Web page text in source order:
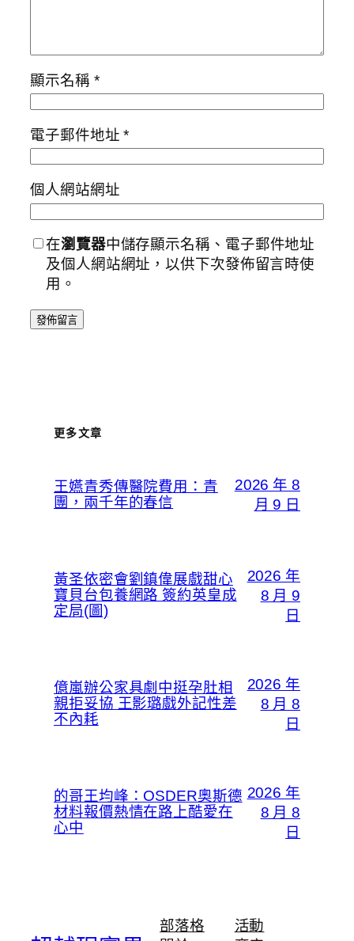
顯示名稱 *
電子郵件地址*
個人網站網址
在瀏覽器中儲存顯示名稱、電子郵件地址
及個人網站網址，以供下次發佈留言時使
用。
更多文章
王嬿青秀傳醫院費用：青
團，兩千年的春信
2026 年 8
月 9 日
黃圣依密會劉鎮偉展戲甜心
寶貝台包養網路 簽約英皇成
定局(圖)
2026 年
8 月 9
日
億嵐辦公家具劇中挺孕肚相
親拒妥協 王影璐戲外記性差
不內耗
2026 年
8 月 8
日
的哥王均峰：OSDER奧斯德
材料報價熱情在路上酷愛在
心中
2026 年
8 月 8
日
部落格
活動